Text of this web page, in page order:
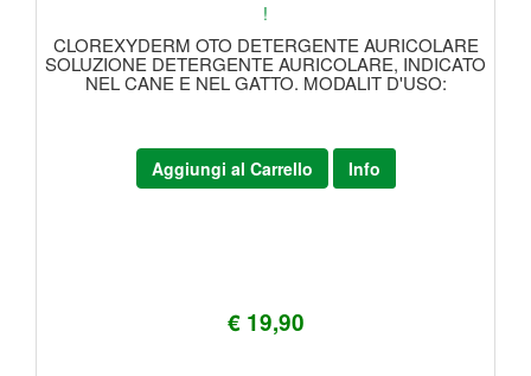
!
CLOREXYDERM OTO DETERGENTE AURICOLARE
SOLUZIONE DETERGENTE AURICOLARE, INDICATO
NEL CANE E NEL GATTO. MODALIT D'USO:
€ 19,90
Aggiungi al Carrello Info